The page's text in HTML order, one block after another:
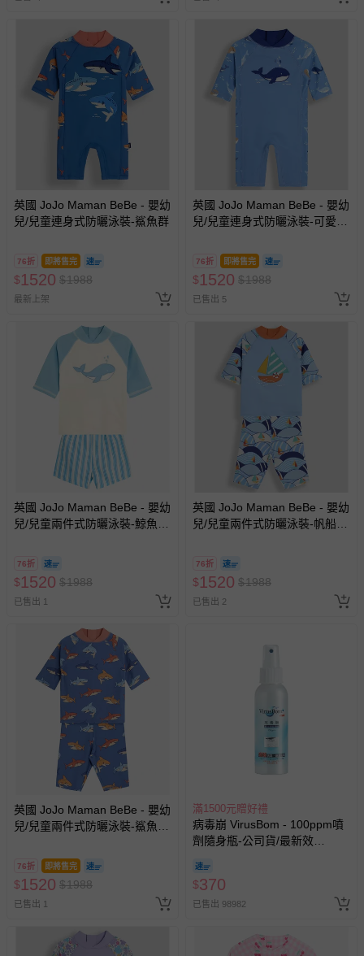
英國 JoJo Maman BeBe - 嬰幼
兒/兒童連身式防曬泳裝-鯊魚群
76折 即將售完
$1520 $1988
最新上架
英國 JoJo Maman BeBe - 嬰幼
兒/兒童連身式防曬泳裝-可愛鯨
76折 即將售完
$1520 $1988
已售出 5
英國 JoJo Maman BeBe - 嬰幼
兒/兒童兩件式防曬泳裝-鯨魚玩
76折
$1520 $1988
已售出 1
英國 JoJo Maman BeBe - 嬰幼
兒/兒童兩件式防曬泳裝-帆船遨
76折
$1520 $1988
已售出 2
英國 JoJo Maman BeBe - 嬰幼
兒/兒童兩件式防曬泳裝-鯊魚戲
76折 即將售完
$1520 $1988
已售出 1
滿1500元贈好禮
病毒崩 VirusBom - 100ppm噴
劑隨身瓶-公司貨/最新效
$370
已售出 98982